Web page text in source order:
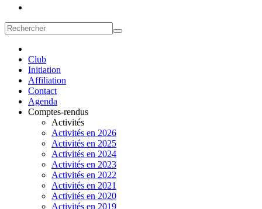
Club
Initiation
Affiliation
Contact
Agenda
Comptes-rendus
Activités
Activités en 2026
Activités en 2025
Activités en 2024
Activités en 2023
Activités en 2022
Activités en 2021
Activités en 2020
Activités en 2019